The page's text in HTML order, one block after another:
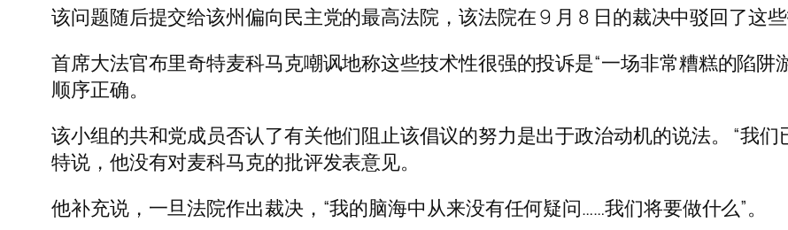
该问题随后提交给该州偏向民主党的最高法院，该法院在 9 月 8 日的裁决中驳回了这些
首席大法官布里奇特麦科马克嘲讽地称这些技术性很强的投诉是“一场非常糟糕的陷阱
顺序正确。
该小组的共和党成员否认了有关他们阻止该倡议的努力是出于政治动机的说法。 “我们
特说，他没有对麦科马克的批评发表意见。
他补充说，一旦法院作出裁决，“我的脑海中从来没有任何疑问……我们将要做什么”。